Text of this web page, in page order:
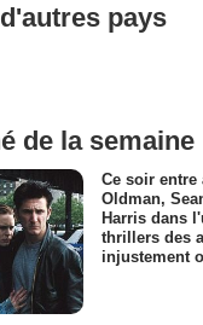
pays
de la semaine
Ce soir entre
Oldman,
Harris dans
thrillers des
injustement